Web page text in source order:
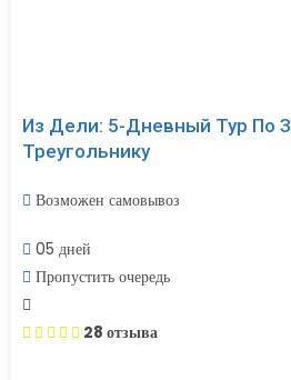
Из Дели: 5-Дневный Тур По
Треугольнику
Возможен самовывоз
05 дней
Пропустить очередь
28 отзыва